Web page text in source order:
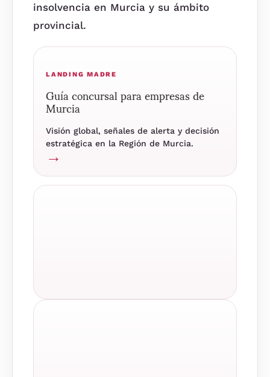
insolvencia en Murcia y su ámbito
provincial.
LANDING MADRE
Guía concursal para empresas de
Murcia
Visión global, señales de alerta y decisión
estratégica en la Región de Murcia.
→